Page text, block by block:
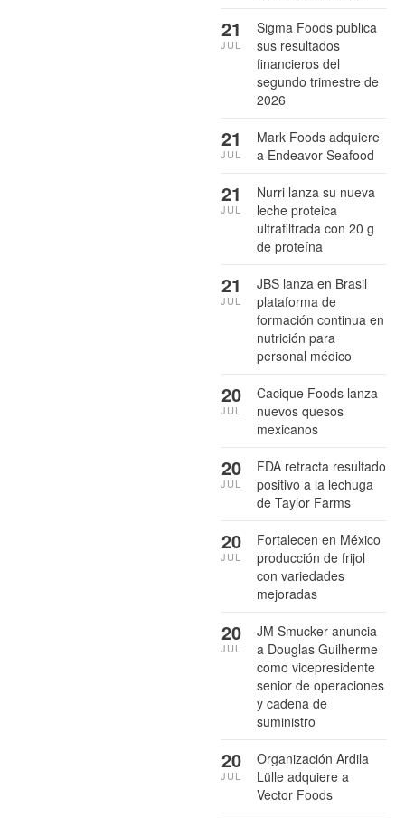
Sigma Foods publica
sus resultados
financieros del
segundo trimestre de
2026
21
JUL
Mark Foods adquiere
a Endeavor Seafood
21
JUL
Nurri lanza su nueva
leche proteica
ultrafiltrada con 20 g
de proteína
21
JUL
JBS lanza en Brasil
plataforma de
formación continua en
nutrición para
personal médico
21
JUL
Cacique Foods lanza
nuevos quesos
mexicanos
20
JUL
FDA retracta resultado
positivo a la lechuga
de Taylor Farms
20
JUL
Fortalecen en México
producción de frijol
con variedades
mejoradas
20
JUL
JM Smucker anuncia
a Douglas Guilherme
como vicepresidente
senior de operaciones
y cadena de
suministro
20
JUL
Organización Ardila
Lülle adquiere a
Vector Foods
20
JUL